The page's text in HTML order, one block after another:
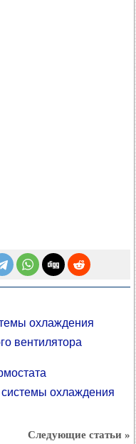
охлаждения
вентилятора
охлаждения
Следующие статьи »